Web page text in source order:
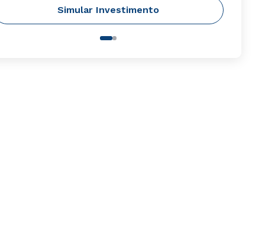
Simular Investimento